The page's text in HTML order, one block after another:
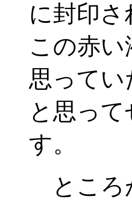
に封印
この赤
思って
と思っ
す。
ところ